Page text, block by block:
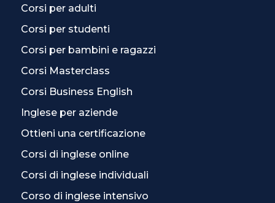
Corsi per adulti
Corsi per studenti
Corsi per bambini e ragazzi
Corsi Masterclass
Corsi Business English
Inglese per aziende
Ottieni una certificazione
Corsi di inglese online
Corsi di inglese individuali
Corso di inglese intensivo